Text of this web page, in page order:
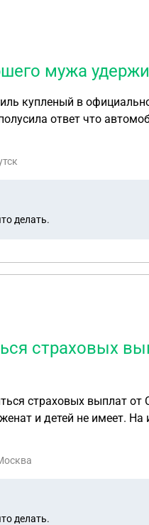
мужа
купленый в
в полицию с заявленинием на
дела,сказали что
делать.
страховых
страховых выплат
и детей не имеет.
делать.